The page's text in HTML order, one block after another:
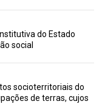
do Estado
social
socioterritoriais do
de terras, cujos